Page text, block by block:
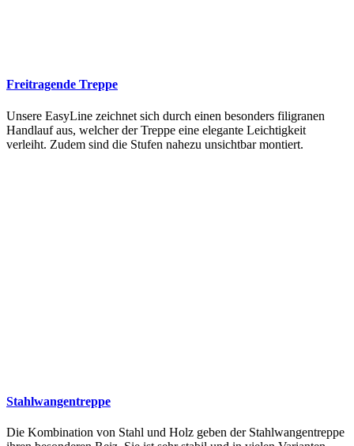
Freitragende Treppe
Unsere EasyLine zeichnet sich durch einen besonders filigranen
Handlauf aus, welcher der Treppe eine elegante Leichtigkeit
verleiht. Zudem sind die Stufen nahezu unsichtbar montiert.
Stahlwangentreppe
Die Kombination von Stahl und Holz geben der Stahlwangentreppe